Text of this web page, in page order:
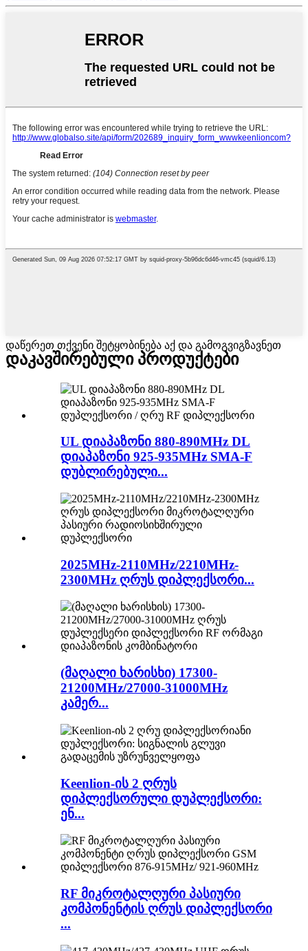
დაწერეთ თქვენი შეტყობინება აქ და გამოგვიგზავნეთ
დაკავშირებული პროდუქტები
UL დიაპაზონი 880-890MHz DL
დიაპაზონი 925-935MHz SMA-F
დუბლირებული...
2025MHz-2110MHz/2210MHz-
2300MHz ღრუს დიპლექსორი...
(მაღალი ხარისხი) 17300-
21200MHz/27000-31000MHz
კამერ...
Keenlion-ის 2 ღრუს
დიპლექსორული დუპლექსორი:
ენ...
RF მიკროტალღური პასიური
კომპონენტის ღრუს დიპლექსორი
...